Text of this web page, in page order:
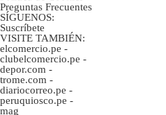
Preguntas Frecuentes
SÍGUENOS:
Suscríbete
VISITE TAMBIÉN:
elcomercio.pe -
clubelcomercio.pe -
depor.com -
trome.com -
diariocorreo.pe -
peruquiosco.pe -
mag